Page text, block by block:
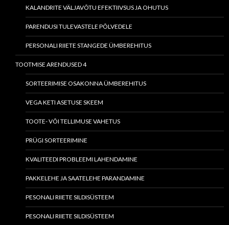
KALANDRITE VÄLJAVÕTU EFEKTIIVSUS JA OHUTUS
PARENDUSI TULEVASTELE PÕLVEDELE
PERSONALI RIIETE STANGEDE ÜMBEREHITUS
TOOTMISE ARENDUSED 4
SORTEERIMISE OSAKONNA ÜMBEREHITUS
VEGA KETI ASETUSE SKEEM
TOOTE- VÕI TELLIMUSE VAHETUS
PRÜGI SORTEERIMINE
KVALITEEDI PROBLEEMI LAHENDAMINE
PAKKELEHE JA SAATELEHE PARANDAMINE
PESONALI RIIETE SILDISÜSTEEM
PESONALI RIIETE SILDISÜSTEEM